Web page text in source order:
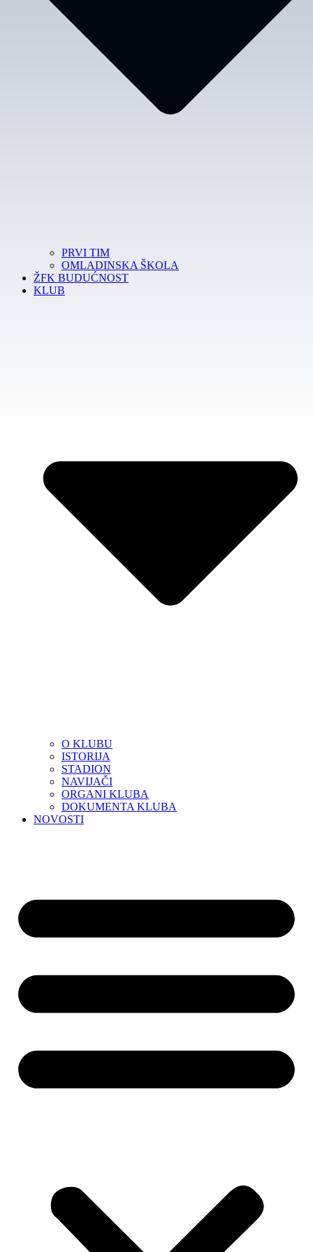
PRVI TIM
OMLADINSKA ŠKOLA
ŽFK BUDUĆNOST
KLUB
O KLUBU
ISTORIJA
STADION
NAVIJAČI
ORGANI KLUBA
DOKUMENTA KLUBA
NOVOSTI